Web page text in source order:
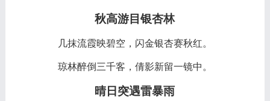
秋高游目银杏林
几抹流霞映碧空，闪金银杏赛秋红。
琼林醉倒三千客，倩影新留一镜中。
晴日突遇雷暴雨